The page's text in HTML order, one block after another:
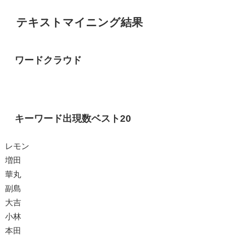
テキストマイニング結果
ワードクラウド
キーワード出現数ベスト20
レモン
増田
華丸
副島
大吉
小林
本田